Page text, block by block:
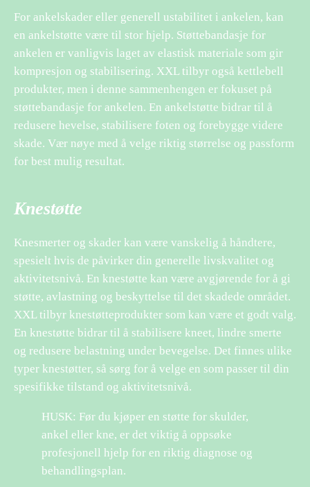
For ankelskader eller generell ustabilitet i ankelen, kan
en ankelstøtte være til stor hjelp. Støttebandasje for
ankelen er vanligvis laget av elastisk materiale som gir
kompresjon og stabilisering. XXL tilbyr også kettlebell
produkter, men i denne sammenhengen er fokuset på
støttebandasje for ankelen. En ankelstøtte bidrar til å
redusere hevelse, stabilisere foten og forebygge videre
skade. Vær nøye med å velge riktig størrelse og passform
for best mulig resultat.
Knestøtte
Knesmerter og skader kan være vanskelig å håndtere,
spesielt hvis de påvirker din generelle livskvalitet og
aktivitetsnivå. En knestøtte kan være avgjørende for å gi
støtte, avlastning og beskyttelse til det skadede området.
XXL tilbyr knestøtteprodukter som kan være et godt valg.
En knestøtte bidrar til å stabilisere kneet, lindre smerte
og redusere belastning under bevegelse. Det finnes ulike
typer knestøtter, så sørg for å velge en som passer til din
spesifikke tilstand og aktivitetsnivå.
HUSK: Før du kjøper en støtte for skulder,
ankel eller kne, er det viktig å oppsøke
profesjonell hjelp for en riktig diagnose og
behandlingsplan.